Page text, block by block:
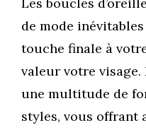
Les boucles
de mode
touche finale à
valeur votre
une multitude de
styles, vous offrant